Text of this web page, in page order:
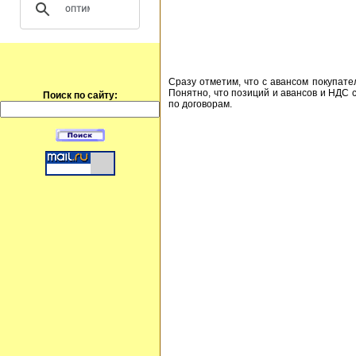
Поиск по сайту:
Сразу отметим, что с авансом
Понятно, что позиций и авансов и НДС
по договорам.